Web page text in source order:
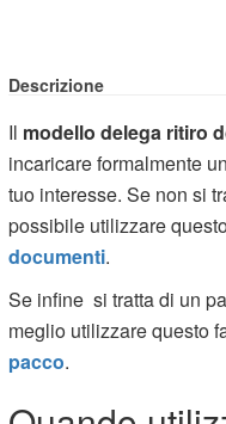
Descrizione
Il modello delega ritiro
incaricare formalmente
tuo interesse. Se non si
possibile utilizzare
documenti.
Se infine si tratta di un
meglio utilizzare questo
pacco.